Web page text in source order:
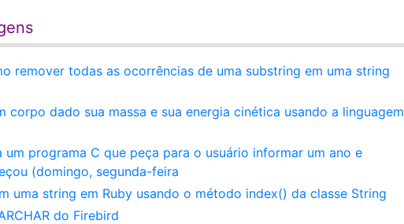
remover todas as ocorrências de uma substring em uma string
corpo dado sua massa e sua energia cinética usando a linguagem
programa C que peça para o usuário informar um ano e
(domingo, segunda-feira
uma string em Ruby usando o método index() da classe String
do Firebird